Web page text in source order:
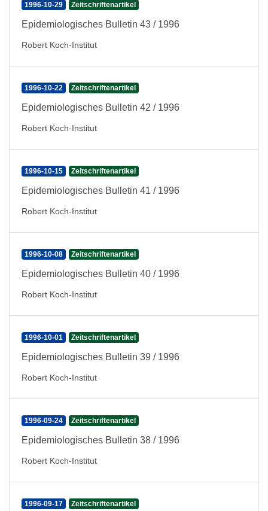
1996-10-29 Zeitschriftenartikel
Epidemiologisches Bulletin 43 / 1996
Robert Koch-Institut
1996-10-22 Zeitschriftenartikel
Epidemiologisches Bulletin 42 / 1996
Robert Koch-Institut
1996-10-15 Zeitschriftenartikel
Epidemiologisches Bulletin 41 / 1996
Robert Koch-Institut
1996-10-08 Zeitschriftenartikel
Epidemiologisches Bulletin 40 / 1996
Robert Koch-Institut
1996-10-01 Zeitschriftenartikel
Epidemiologisches Bulletin 39 / 1996
Robert Koch-Institut
1996-09-24 Zeitschriftenartikel
Epidemiologisches Bulletin 38 / 1996
Robert Koch-Institut
1996-09-17 Zeitschriftenartikel